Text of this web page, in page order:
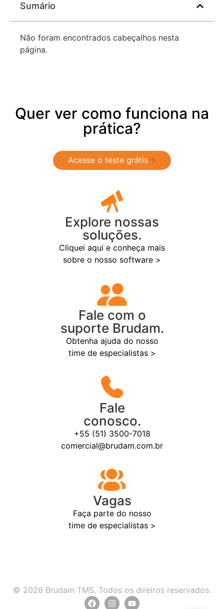
Sumário
Não foram encontrados cabeçalhos nesta
página.
Quer ver como funciona na
prática?
Acesse o teste grátis
Explore nossas
soluções.
Cliquei aqui e conheça mais
sobre o nosso software >
Fale com o
suporte Brudam.
Obtenha ajuda do nosso
time de especialistas >
Fale
conosco.
+55 (51) 3500-7018
comercial@brudam.com.br
Vagas
Faça parte do nosso
time de especialistas >
© 2026 Brudam TMS. Todos os direiros reservados.